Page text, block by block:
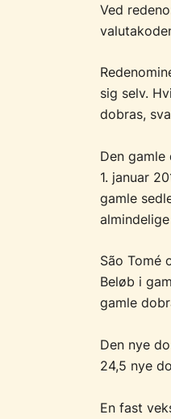
Ved
sig selv.
dobras,
Den
1. januar
gamle
São Tomé
Beløb i
gamle
Den nye
24,5 nye
En fast